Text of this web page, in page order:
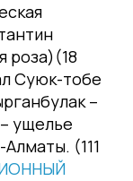
роза)(18
Суюк-тобе
–
ущелье
(111